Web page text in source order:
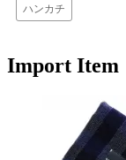
ハンカチ
Import Item